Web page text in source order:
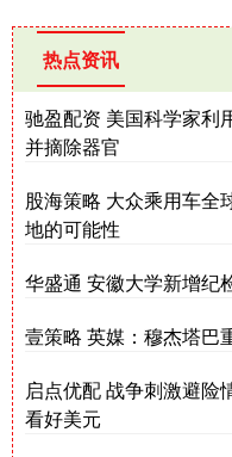
热点资讯
驰盈配资 美国科学家利
并摘除器官
股海策略 大众乘用车全
地的可能性
华盛通 安徽大学新增纪
壹策略 英媒：穆杰塔巴
启点优配 战争刺激避险
看好美元